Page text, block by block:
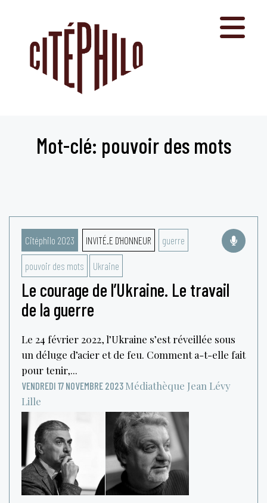
Mot-clé: pouvoir des mots
Citéphilo 2023 INVITÉ.E D'HONNEUR guerre
pouvoir des mots Ukraine
Le courage de l’Ukraine. Le travail
de la guerre
Le 24 février 2022, l’Ukraine s’est réveillée sous
un déluge d’acier et de feu. Comment a-t-elle fait
pour tenir,...
VENDREDI 17 NOVEMBRE 2023 Médiathèque Jean Lévy
Lille